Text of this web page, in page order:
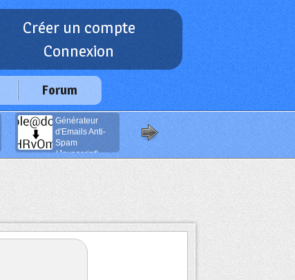
Créer un compte
Connexion
Forum
Générateur
d'Emails Anti-
Spam
(Javascript)